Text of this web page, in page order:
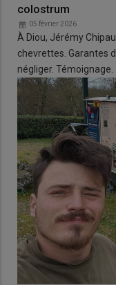
colostrum
05 février 2026
À Diou, Jérémy
chevrettes. Garantes
négliger. Témoignage.